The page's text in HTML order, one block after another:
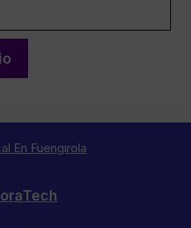
En Fuengirola